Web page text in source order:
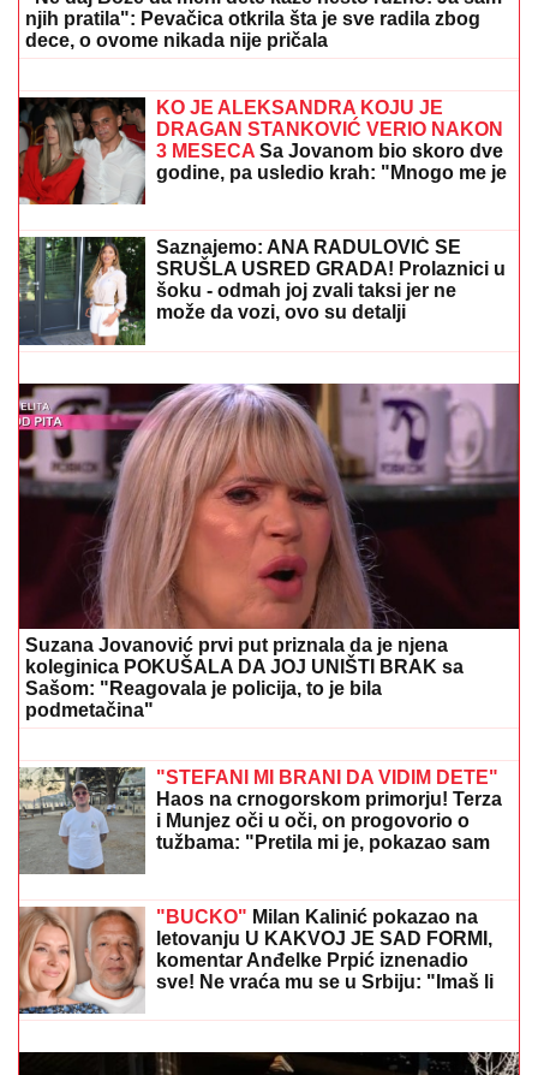
njih pratila": Pevačica otkrila šta je sve radila zbog
dece, o ovome nikada nije pričala
PODELIO PRIZOR IZ PORODIČNE
KUĆE U NOVOM SADUĆerka Vera u
kostimu sirene, oduševila sve:
"Salajka ima more"
3 MESECASa Jovanom bio skoro dve
godine, pa usledio krah: "Mnogo me je
koštala ta veza"
OTPAD VOZE U DVE SMENE:Novo radno vreme za
sakupljanje smeća u Kikindi
Saznajemo: ANA RADULOVIĆ SE
SRUŠLA USRED GRADA! Prolaznici u
šoku - odmah joj zvali taksi jer ne
može da vozi, ovo su detalji
PLjUSKOVE SA GRMLjAVINOM: Srbiju
čeka promena vremena, ovaj dan je
ključan